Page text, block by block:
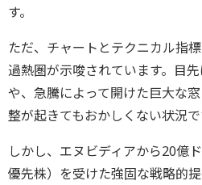
す。
ただ、チャートとテクニカル指
過熱圏が示唆されています。目
や、急騰によって開けた巨大な
整が起きてもおかしくない状況で
しかし、エヌビディアから20億
優先株）を受けた強固な戦略的